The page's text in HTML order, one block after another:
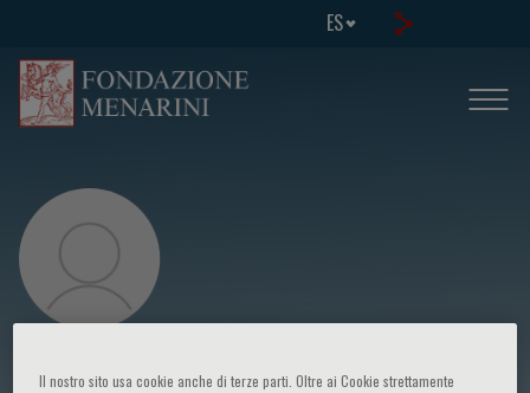
ES
F. Marongiu
Il nostro sito usa cookie anche di terze parti. Oltre ai Cookie strettamente